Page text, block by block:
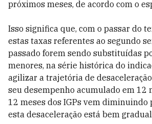
próximos meses, de acordo com o
Isso significa que, com o passar do
estas taxas referentes ao segundo
passado forem sendo substituídas
menores, na série histórica do
agilizar a trajetória de
seu desempenho acumulado em 12
12 meses dos IGPs vem diminuindo
esta desaceleração está bem